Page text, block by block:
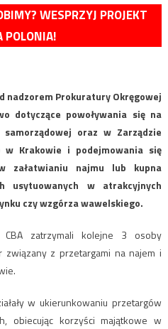
WESPRZYJ PROJEKT
POLONIA!
nadzorem Prokuratury Okręgowej
dotyczące powoływania się na
oraz w Zarządzie
w Krakowie i podejmowania się
załatwianiu najmu lub kupna
usytuowanych w atrakcyjnych
czy wzgórza wawelskiego.
CBA zatrzymali kolejne 3 osoby
związany z przetargami na najem i
w ukierunkowaniu przetargów
obiecując korzyści majątkowe w